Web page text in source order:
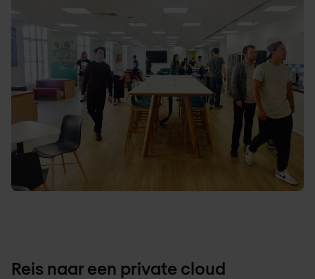
Reis naar een private cloud